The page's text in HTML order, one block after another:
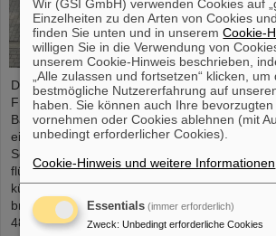
Die erste Komponente des FAIR-
FRS, ein supraleitender Multiplett-Magnet, ist
Baufeld gebracht worden. Bei einem Multiplett
eine Kombination verschiedener Magnettypen
Sextupol, Oktupol und Steuerdipol), die in
flüssigen Heliumbehälter und Kryostat
kürzliche Transport der rund fünf Meter
breiten und vier Meter hohen Komponente
48 Tonnen…
Wir (GSI GmbH) verwenden Cookies auf
Einzelheiten zu den Arten von Cookies
finden Sie unten und in unseremCookie-
willigen Sie in die Verwendung von
unserem Cookie-Hinweis beschrieben,
„Alle zulassen und fortsetzen“ klicken, um
bestmögliche Nutzererfahrung auf
haben. Sie können auch Ihre
vornehmen oder Cookies ablehnen (mit
unbedingt erforderlicher Cookies).
Cookie-Hinweis und weitere Informationen
Essentials (immer erforderlich)
Zweck: Unbedingt erforderliche Cookies